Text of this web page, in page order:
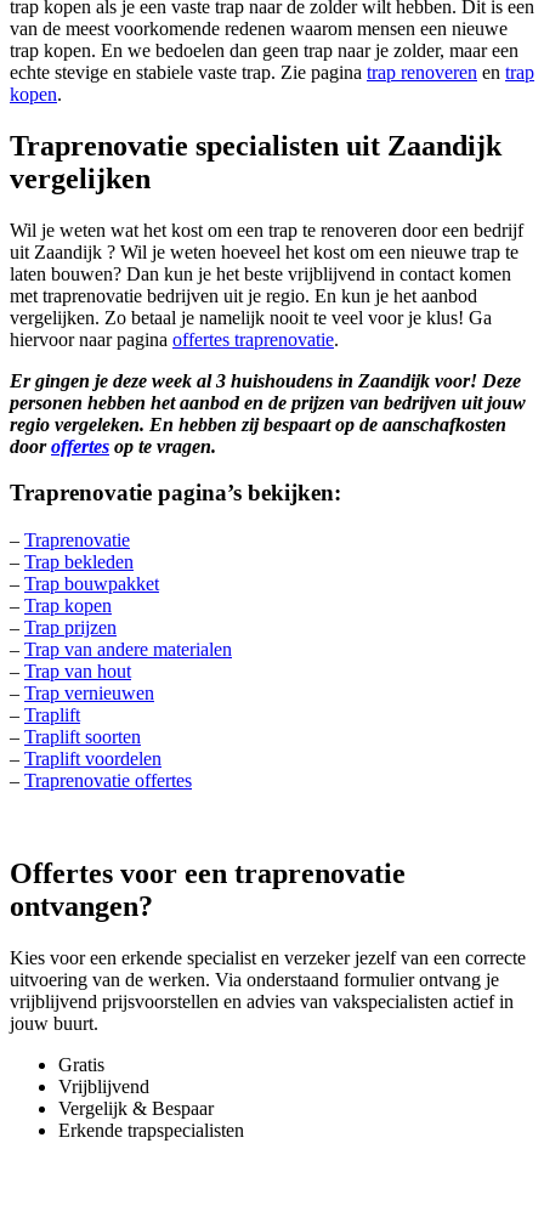
trap kopen als je een vaste trap naar de zolder wilt hebben. Dit is een
van de meest voorkomende redenen waarom mensen een nieuwe
trap kopen. En we bedoelen dan geen trap naar je zolder, maar een
echte stevige en stabiele vaste trap. Zie pagina trap renoveren en trap
kopen.
Traprenovatie specialisten uit Zaandijk
vergelijken
Wil je weten wat het kost om een trap te renoveren door een bedrijf
uit Zaandijk ? Wil je weten hoeveel het kost om een nieuwe trap te
laten bouwen? Dan kun je het beste vrijblijvend in contact komen
met traprenovatie bedrijven uit je regio. En kun je het aanbod
vergelijken. Zo betaal je namelijk nooit te veel voor je klus! Ga
hiervoor naar pagina offertes traprenovatie.
Er gingen je deze week al 3 huishoudens in Zaandijk voor! Deze
personen hebben het aanbod en de prijzen van bedrijven uit jouw
regio vergeleken. En hebben zij bespaart op de aanschafkosten
dooroffertes op te vragen.
Traprenovatie pagina’s bekijken:
– Traprenovatie
– Trap bekleden
– Trap bouwpakket
– Trap kopen
– Trap prijzen
– Trap van andere materialen
– Trap van hout
– Trap vernieuwen
– Traplift
– Traplift soorten
– Traplift voordelen
– Traprenovatie offertes
Offertes voor een traprenovatie
ontvangen?
Kies voor een erkende specialist en verzeker jezelf van een correcte
uitvoering van de werken. Via onderstaand formulier ontvang je
vrijblijvend prijsvoorstellen en advies van vakspecialisten actief in
jouw buurt.
Gratis
Vrijblijvend
Vergelijk & Bespaar
Erkende trapspecialisten